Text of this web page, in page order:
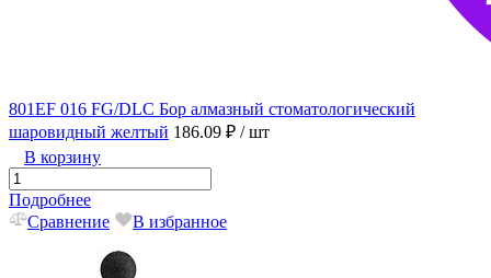
801EF 016 FG/DLC Бор алмазный стоматологический
шаровидный желтый 186.09 ₽ / шт
В корзину
Подробнее
Сравнение
В избранное